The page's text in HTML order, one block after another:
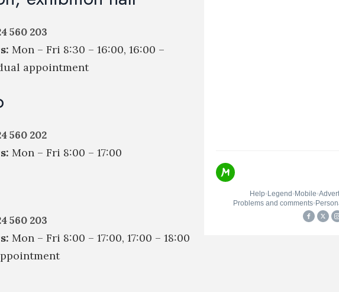
560 203
Mon – Fri 8:30 – 16:00, 16:00 –
appointment
560 202
Mon – Fri 8:00 – 17:00
560 203
Mon – Fri 8:00 – 17:00, 17:00 – 18:00